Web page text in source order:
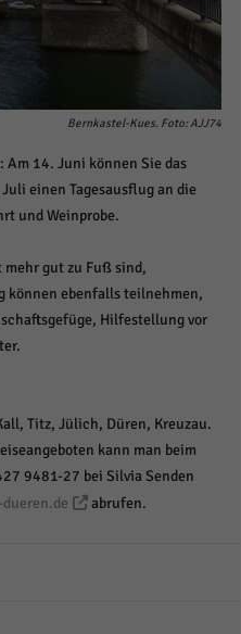
Bernkastel-Kues. Foto: AJJ74
Am 14. Juni können Sie das
einen Tagesausflug an die
und Weinprobe.
gut zu Fuß sind,
können ebenfalls teilnehmen,
Hilfestellung vor
Titz, Jülich, Düren, Kreuzau.
kann man beim
9481-27 bei Silvia Senden
abrufen.
Informationen anzeigen
oder Publishern verwendet, um
sie Besucher über Websites hinweg
Media-Plattformen werden
werden, bedarf der Zugriff auf